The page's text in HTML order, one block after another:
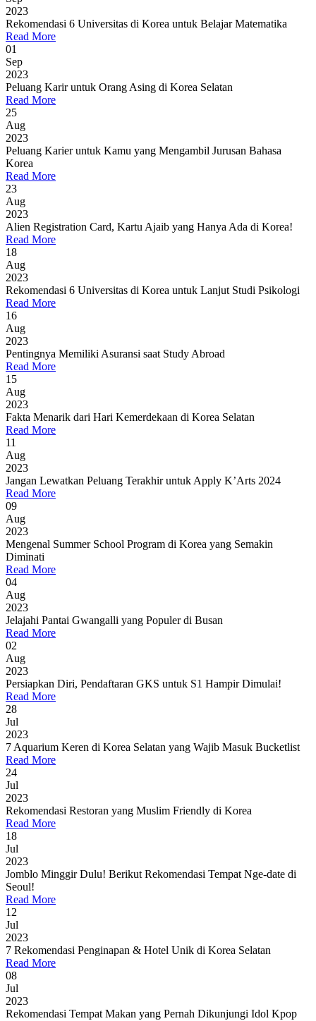
2023
Rekomendasi 6 Universitas di Korea untuk Belajar Matematika
Read More
01
Sep
2023
Peluang Karir untuk Orang Asing di Korea Selatan
Read More
25
Aug
2023
Peluang Karier untuk Kamu yang Mengambil Jurusan Bahasa
Korea
Read More
23
Aug
2023
Alien Registration Card, Kartu Ajaib yang Hanya Ada di Korea!
Read More
18
Aug
2023
Rekomendasi 6 Universitas di Korea untuk Lanjut Studi Psikologi
Read More
16
Aug
2023
Pentingnya Memiliki Asuransi saat Study Abroad
Read More
15
Aug
2023
Fakta Menarik dari Hari Kemerdekaan di Korea Selatan
Read More
11
Aug
2023
Jangan Lewatkan Peluang Terakhir untuk Apply K’Arts 2024
Read More
09
Aug
2023
Mengenal Summer School Program di Korea yang Semakin
Diminati
Read More
04
Aug
2023
Jelajahi Pantai Gwangalli yang Populer di Busan
Read More
02
Aug
2023
Persiapkan Diri, Pendaftaran GKS untuk S1 Hampir Dimulai!
Read More
28
Jul
2023
7 Aquarium Keren di Korea Selatan yang Wajib Masuk Bucketlist
Read More
24
Jul
2023
Rekomendasi Restoran yang Muslim Friendly di Korea
Read More
18
Jul
2023
Jomblo Minggir Dulu! Berikut Rekomendasi Tempat Nge-date di
Seoul!
Read More
12
Jul
2023
7 Rekomendasi Penginapan & Hotel Unik di Korea Selatan
Read More
08
Jul
2023
Rekomendasi Tempat Makan yang Pernah Dikunjungi Idol Kpop